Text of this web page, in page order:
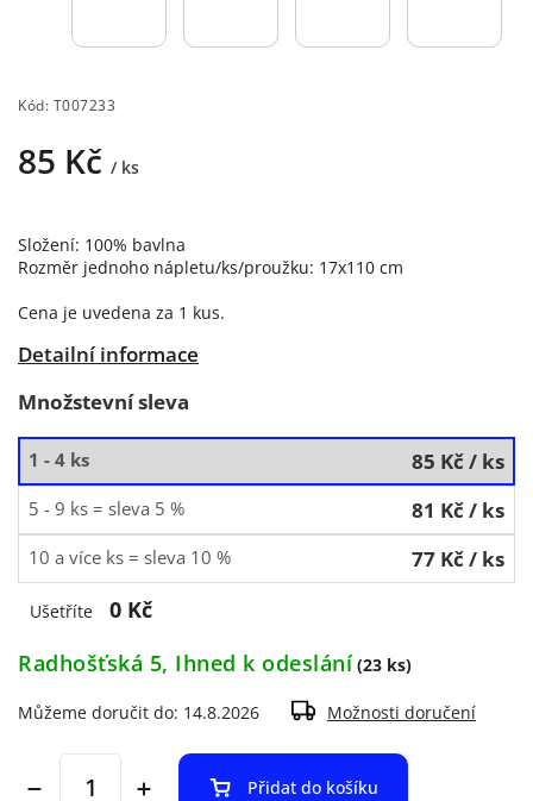
Kód: T007233
85 Kč / ks
Složení: 100% bavlna
Rozměr jednoho nápletu/ks/proužku: 17x110 cm
Cena je uvedena za 1 kus.
Detailní informace
Množstevní sleva
1 - 4 ks 85 Kč/ ks
5 - 9 ks = sleva 5 % 81 Kč/ ks
10 a více ks = sleva 10 % 77 Kč/ ks
Ušetříte
0 Kč
Radhošťská 5, Ihned k odeslání (23 ks)
Můžeme doručit do: 14.8.2026 Možnosti doručení
Přidat do košíku